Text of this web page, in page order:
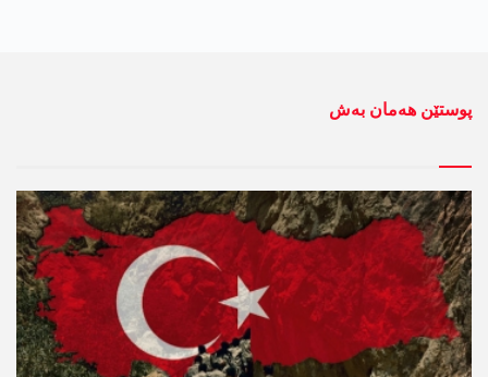
پوستێن ھەمان بەش